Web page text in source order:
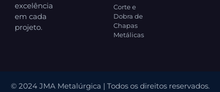
excelência
em cada
projeto.
Corte e
Dobra de
Chapas
Metálicas
© 2024 JMA Metalúrgica | Todos os direitos reservados.